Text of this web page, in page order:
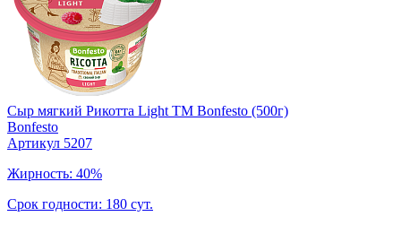
Сыр мягкий Рикотта Light TM Bonfesto (500г)
Bonfesto
Артикул 5207
Жирность: 40%
Срок годности: 180 сут.